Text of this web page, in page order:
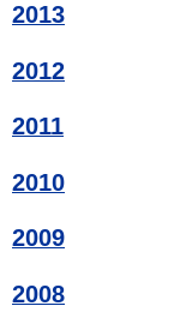
2013
2012
2011
2010
2009
2008